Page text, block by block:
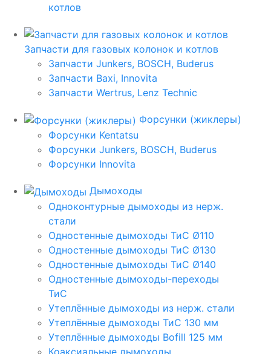
котлов
Запчасти для газовых колонок и котлов
Запчасти Junkers, BOSCH, Buderus
Запчасти Baxi, Innovita
Запчасти Wertrus, Lenz Technic
Форсунки (жиклеры)
Форсунки Kentatsu
Форсунки Junkers, BOSCH, Buderus
Форсунки Innovita
Дымоходы
Одноконтурные дымоходы из нерж.
стали
Одностенные дымоходы ТиС Ø110
Одностенные дымоходы ТиС Ø130
Одностенные дымоходы ТиС Ø140
Одностенные дымоходы-переходы
ТиС
Утеплённые дымоходы из нерж. стали
Утеплённые дымоходы ТиС 130 мм
Утеплённые дымоходы Bofill 125 мм
Коаксиальные дымоходы